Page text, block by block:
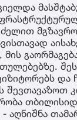
და
შევთავაზოთ
აღნიშნა